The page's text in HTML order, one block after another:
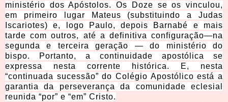
ministério dos Apóstolos. Os Doze se os vinculou,
em primeiro lugar Mateus (substituindo a Judas
Iscariotes) e, logo Paulo, depois Barnabé e mais
tarde com outros, até a definitiva configuração—na
segunda e terceira geração — do ministério do
bispo. Portanto, a continuidade apostólica se
expressa nesta corrente histórica. E, nesta
“continuada sucessão” do Colégio Apostólico está a
garantia da perseverança da comunidade eclesial
reunida “por” e “em” Cristo.